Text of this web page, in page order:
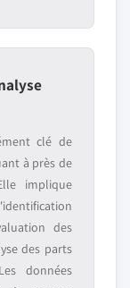
clé de
à près de
implique
des
des parts
données